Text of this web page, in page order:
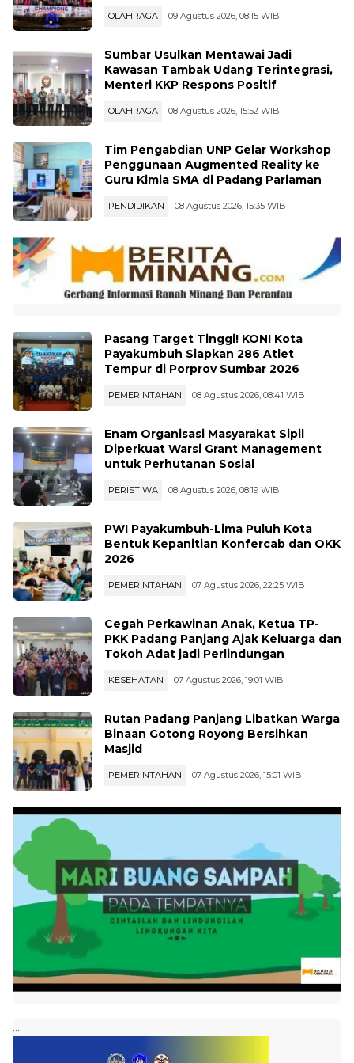
Kawasan Tambak Udang Terintegrasi,
Menteri KKP Respons Positif
OLAHRAGA 08 Agustus 2026, 15:52 WIB
Penggunaan Augmented Reality ke
Guru Kimia SMA di Padang Pariaman
PENDIDIKAN 08 Agustus 2026, 15:35 WIB
Payakumbuh Siapkan 286 Atlet
Tempur di Porprov Sumbar 2026
PEMERINTAHAN 08 Agustus 2026, 08:41 WIB
Diperkuat Warsi Grant Management
untuk Perhutanan Sosial
PERISTIWA 08 Agustus 2026, 08:19 WIB
Bentuk Kepanitian Konfercab dan OKK
2026
PEMERINTAHAN
PKK Padang Panjang Ajak Keluarga dan
Tokoh Adat jadi Perlindungan
KESEHATAN 07 Agustus 2026, 19:01 WIB
Binaan Gotong Royong Bersihkan
Masjid
PEMERINTAHAN